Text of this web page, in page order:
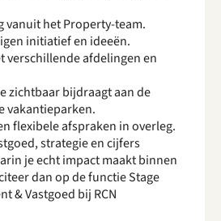
vanuit het Property-team.
initiatief en ideeën.
verschillende afdelingen en
zichtbaar bijdraagt aan de
vakantieparken.
flexibele afspraken in overleg.
strategie en cijfers
je echt impact maakt binnen
dan op de functie Stage
& Vastgoed bij RCN